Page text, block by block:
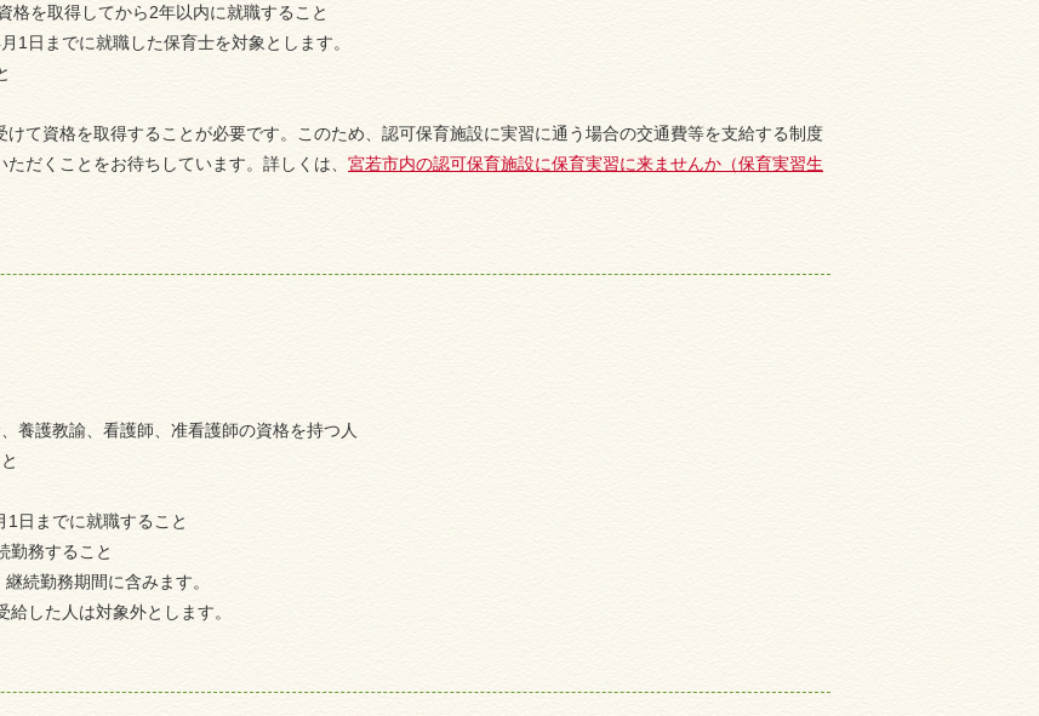
格を取得してから2年以内に就職すること
1日までに就職した保育士を対象とします。
て資格を取得することが必要です。このため、認可保育施設に実習に通う場合の交通費等を支給する制度
だくことをお待ちしています。詳しくは、 宮若市内の認可保育施設に保育実習に来ませんか（保育実習生
養護教諭、看護師、准看護師の資格を持つ人
1日までに就職すること
勤務すること
続勤務期間に含みます。
した人は対象外とします。